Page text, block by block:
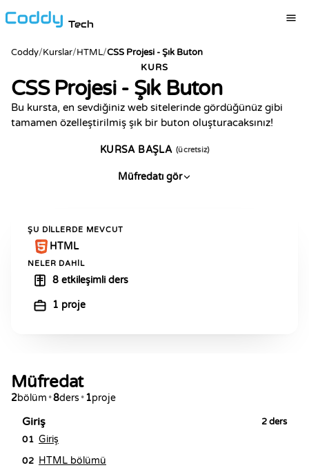
Tech
Coddy/Kurslar/HTML/CSS Projesi - Şık Buton
KURS
CSS Projesi - Şık Buton
Bu kursta, en sevdiğiniz web sitelerinde gördüğünüz gibi
tamamen özelleştirilmiş şık bir buton oluşturacaksınız!
KURSA BAŞLA (ücretsiz)
Müfredatı gör
ŞU DILLERDE MEVCUT
HTML
NELER DAHIL
8 etkileşimli ders
1 proje
Müfredat
2bölüm •8ders •1proje
Giriş 2ders
01 Giriş
02 HTML bölümü